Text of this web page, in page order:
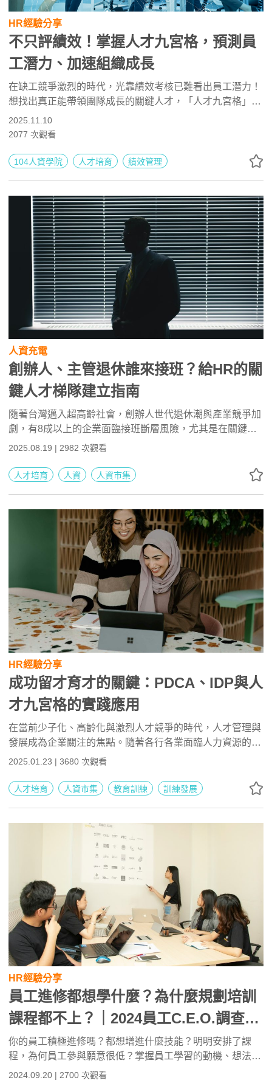
HR經驗分享
不只評績效！掌握人才九宮格，預測員
工潛力、加速組織成長
在缺工競爭激烈的時代，光靠績效考核已難看出員工潛力！
想找出真正能帶領團隊成長的關鍵人才，「人才九宮格」是
HR的必修利器。本文帶你從建立人才標準開始，運用性格
與職能數據建構九宮格，清楚定位員工的績效與潛力，再進
效、留才更有策略，幫企業打造高績效、具續航力的人才陣
2025.11.10
2077 次觀看
104人資學院 人才培育 績效管理
人資充電
創辦人、主管退休誰來接班？給HR的關
鍵人才梯隊建立指南
隨著台灣邁入超高齡社會，創辦人世代退休潮與產業競爭加
劇，有8成以上的企業面臨接班斷層風險，尤其是在關鍵職
位與管理層的延續上更顯迫切。人資不再只是制度執行者，
涯規劃、歷練安排到績效×潛力的動態評估與留任激勵，人
2025.08.19 | 2982 次觀看
人才培育 人資 人資市集
HR經驗分享
成功留才育才的關鍵：PDCA、IDP與人
才九宮格的實踐應用
在當前少子化、高齡化與激烈人才競爭的時代，人才管理與
發展成為企業關注的焦點。隨著各行各業面臨人力資源的挑
戰，如何有效地吸引、培養和留住優秀人才已成為企業的重
程以及考核與發展的具體步驟，並介紹人才九宮格、優秀人
2025.01.23 | 3680 次觀看
人才培育 人資市集 教育訓練 訓練發展
HR經驗分享
員工進修都想學什麼？為什麼規劃培訓
課程都不上？｜2024員工C.E.O.調查報
告
你的員工積極進修嗎？都想增進什麼技能？明明安排了課
程，為何員工參與願意很低？掌握員工學習的動機、想法，
並排除他們在職學習的阻礙，才能真正落實人才培育。內文
2024.09.20 | 2700 次觀看